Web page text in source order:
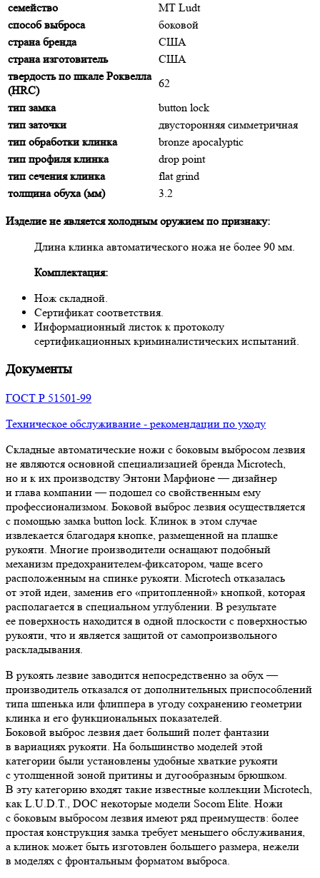
семейство
MT Ludt
способ выброса
боковой
страна бренда
США
страна изготовитель
США
твердость по шкале Роквелла
(HRC)
62
тип замка
button lock
тип заточки
двусторонняя симметричная
тип обработки клинка
bronze apocalyptic
тип профиля клинка
drop point
тип сечения клинка
flat grind
толщина обуха (мм)
3.2
Изделие не является холодным оружием по признаку:
Длина клинка автоматического ножа не более 90 мм.
Комплектация:
Нож складной.
Сертификат соответствия.
Информационный листок к протоколу
сертификационных криминалистических испытаний.
Документы
ГОСТ Р 51501-99
Техническое обслуживание - рекомендации по уходу
Складные автоматические ножи с боковым выбросом лезвия
не являются основной специализацией бренда Microtech,
но и к их производству Энтони Марфионе — дизайнер
и глава компании — подошел со свойственным ему
профессионализмом. Боковой выброс лезвия осуществляется
с помощью замка button lock. Клинок в этом случае
извлекается благодаря кнопке, размещенной на плашке
рукояти. Многие производители оснащают подобный
механизм предохранителем-фиксатором, чаще всего
расположенным на спинке рукояти. Microtech отказалась
от этой идеи, заменив его «притопленной» кнопкой, которая
располагается в специальном углублении. В результате
ее поверхность находится в одной плоскости с поверхностью
рукояти, что и является защитой от самопроизвольного
раскладывания.
В рукоять лезвие заводится непосредственно за обух —
производитель отказался от дополнительных приспособлений
типа шпенька или флиппера в угоду сохранению геометрии
клинка и его функциональных показателей.
Боковой выброс лезвия дает больший полет фантазии
в вариациях рукояти. На большинство моделей этой
категории были установлены удобные хваткие рукояти
с утолщенной зоной притины и дугообразным брюшком.
В эту категорию входят такие известные коллекции Microtech,
как L.U.D.T., DOC некоторые модели Socom Elite. Ножи
с боковым выбросом лезвия имеют ряд преимуществ: более
простая конструкция замка требует меньшего обслуживания,
а клинок может быть изготовлен большего размера, нежели
в моделях с фронтальным форматом выброса.